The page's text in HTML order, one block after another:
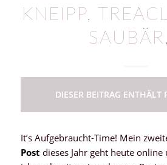
KNEIPP,
DIESER BEITRAG ENTHÄLT
It’s Aufgebraucht-Time! Mein
Post dieses Jahr geht heute